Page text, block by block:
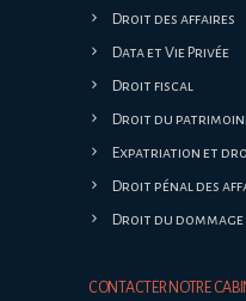
Droit des affaires
Data et Vie Privée
Droit fiscal
Droit du
Expatriation et
Droit pénal des
Droit du
CONTACTER NOTRE